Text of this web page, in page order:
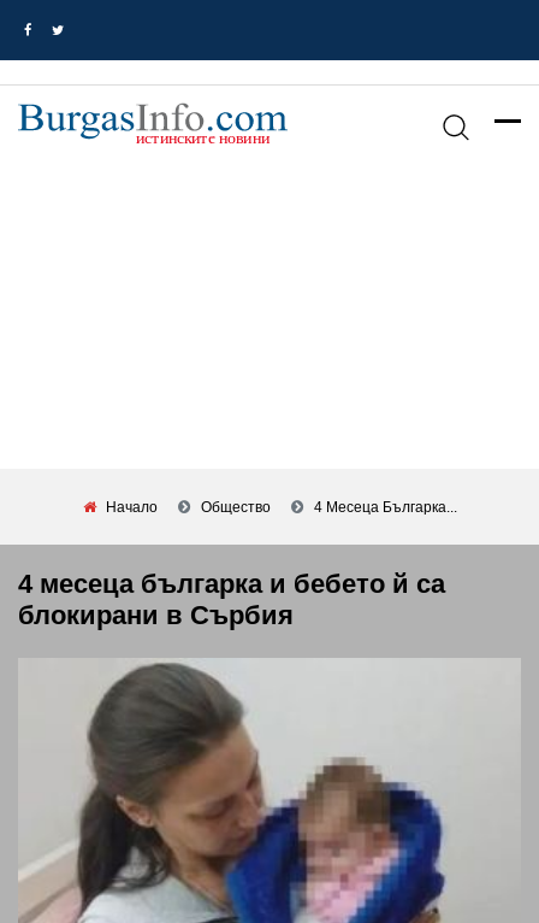
Начало Общество 4 Месеца Българка...
4 месеца българка и бебето й са
блокирани в Сърбия